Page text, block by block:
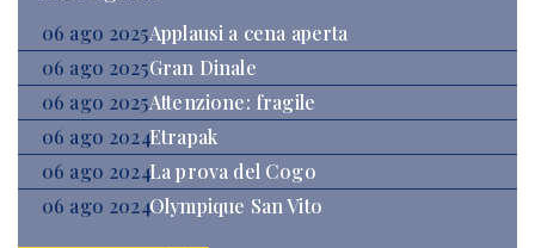
06 ago 2025Applausi a cena aperta
06 ago 2025Gran Dinale
06 ago 2025Attenzione: fragile
06 ago 2024Etrapak
06 ago 2024La prova del Cogo
06 ago 2024Olympique San Vito